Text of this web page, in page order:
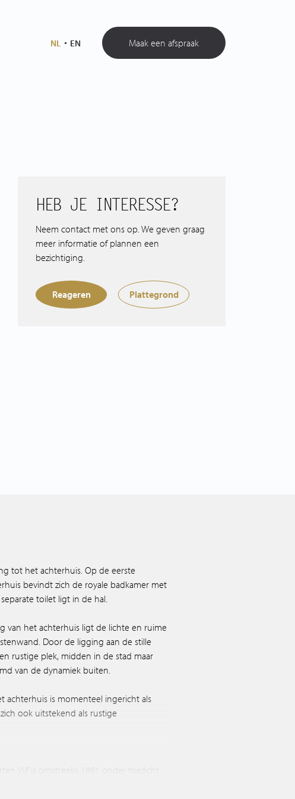
NL EN Maak een afspraak
HEB JE INTERESSE?
Neem contact met ons op. We geven graag
meer informatie of plannen een
bezichtiging.
Reageren Plattegrond
tot het achterhuis. Op de eerste
bevindt zich de royale badkamer met
toilet ligt in de hal.
van het achterhuis ligt de lichte en ruime
Door de ligging aan de stille
rustige plek, midden in de stad maar
van de dynamiek buiten.
achterhuis is momenteel ingericht als
ook uitstekend als rustige
Vijf is omstreeks 1991 onder toezicht